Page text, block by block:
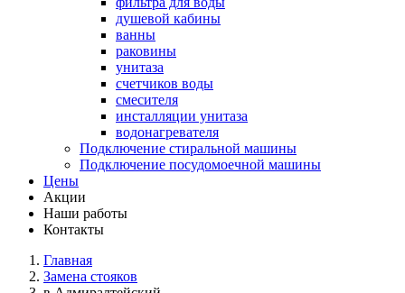
душевой кабины
ванны
раковины
унитаза
счетчиков воды
смесителя
инсталляции унитаза
водонагревателя
Подключение стиральной машины
Подключение посудомоечной машины
Цены
Акции
Наши работы
Контакты
Главная
Замена стояков